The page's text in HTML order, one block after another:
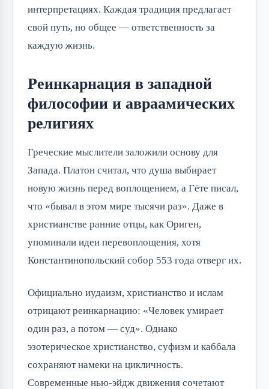
интерпретациях. Каждая традиция предлагает
свой путь, но общее — ответственность за
каждую жизнь.
Реинкарнация в западной
философии и авраамических
религиях
Греческие мыслители заложили основу для
Запада. Платон считал, что душа выбирает
новую жизнь перед воплощением, а Гёте писал,
что «бывал в этом мире тысячи раз». Даже в
христианстве ранние отцы, как Ориген,
упоминали идеи перевоплощения, хотя
Константинопольский собор 553 года отверг их.
Официально иудаизм, христианство и ислам
отрицают реинкарнацию: «Человек умирает
один раз, а потом — суд». Однако
эзотерическое христианство, суфизм и каббала
сохраняют намеки на цикличность.
Современные нью-эйдж движения сочетают